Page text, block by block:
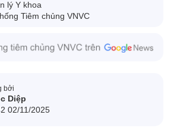
lý Y khoa
Tiêm chủng VNVC
bởi
Diệp
02/11/2025